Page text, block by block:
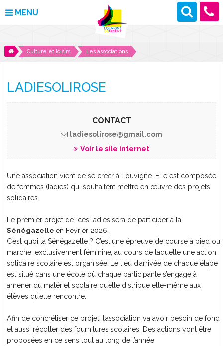
MENU
MAIRIE
DÉCOUVRIR LOUVIGNÉ
CONTACT
ACTUALITÉS
L'AGENDA
Culture et loisirs Les associations
LADIESOLIROSE
CONTACT
ladiesolirose@gmail.com
Voir le site internet
Une association vient de se créer à Louvigné. Elle est composée
de femmes (ladies) qui souhaitent mettre en œuvre des projets
solidaires.
Le premier projet de ces ladies sera de participer à la
Sénégazelleen Février 2026.
C’est quoi la Sénégazelle ? C’est une épreuve de course à pied ou
marche, exclusivement féminine, au cours de laquelle une action
solidaire scolaire est organisée. Le lieu d’arrivée de chaque étape
est situé dans une école où chaque participante s’engage à
amener du matériel scolaire qu’elle distribue elle-même aux
élèves qu’elle rencontre.
Afin de concrétiser ce projet, l’association va avoir besoin de fond
et aussi récolter des fournitures scolaires. Des actions vont être
proposées en ce sens tout au long de l’année.